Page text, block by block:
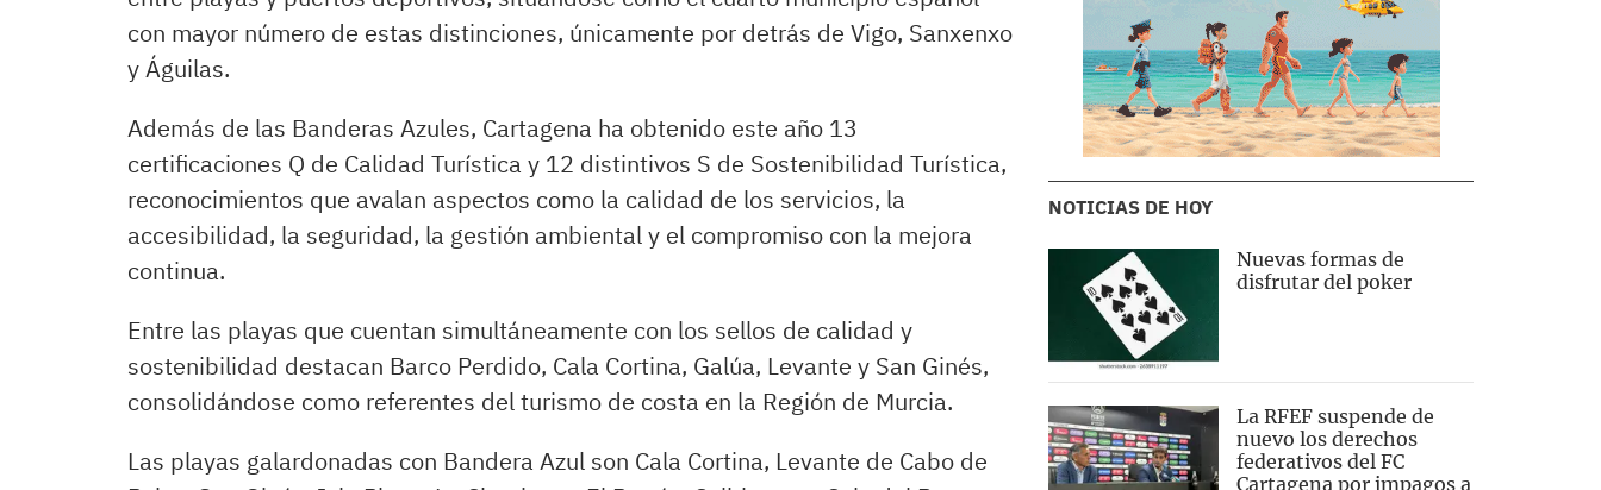
con mayor número de estas distinciones, únicamente por detrás de Vigo, Sanxenxo
y Águilas.
Además de las Banderas Azules, Cartagena ha obtenido este año 13
certificaciones Q de Calidad Turística y 12 distintivos S de Sostenibilidad Turística,
reconocimientos que avalan aspectos como la calidad de los servicios, la
accesibilidad, la seguridad, la gestión ambiental y el compromiso con la mejora
continua.
Entre las playas que cuentan simultáneamente con los sellos de calidad y
sostenibilidad destacan Barco Perdido, Cala Cortina, Galúa, Levante y San Ginés,
consolidándose como referentes del turismo de costa en la Región de Murcia.
Las playas galardonadas con Bandera Azul son Cala Cortina, Levante de Cabo de
NOTICIAS DE HOY
Nuevas formas de
disfrutar del poker
La RFEF suspende de
nuevo los derechos
federativos del FC
Cartagena por impagos a